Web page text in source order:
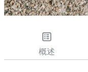
概述